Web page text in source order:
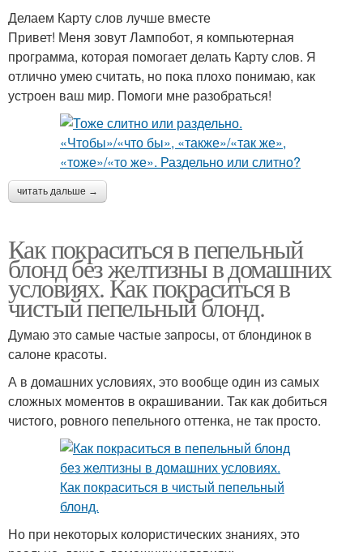
Делаем Карту слов лучше вместе
Привет! Меня зовут Лампобот, я компьютерная
программа, которая помогает делать Карту слов. Я
отлично умею считать, но пока плохо понимаю, как
устроен ваш мир. Помоги мне разобраться!
читать дальше →
Как покраситься в пепельный
блонд без желтизны в домашних
условиях. Как покраситься в
чистый пепельный блонд.
Думаю это самые частые запросы, от блондинок в
салоне красоты.
А в домашних условиях, это вообще один из самых
сложных моментов в окрашивании. Так как добиться
чистого, ровного пепельного оттенка, не так просто.
Но при некоторых колористических знаниях, это